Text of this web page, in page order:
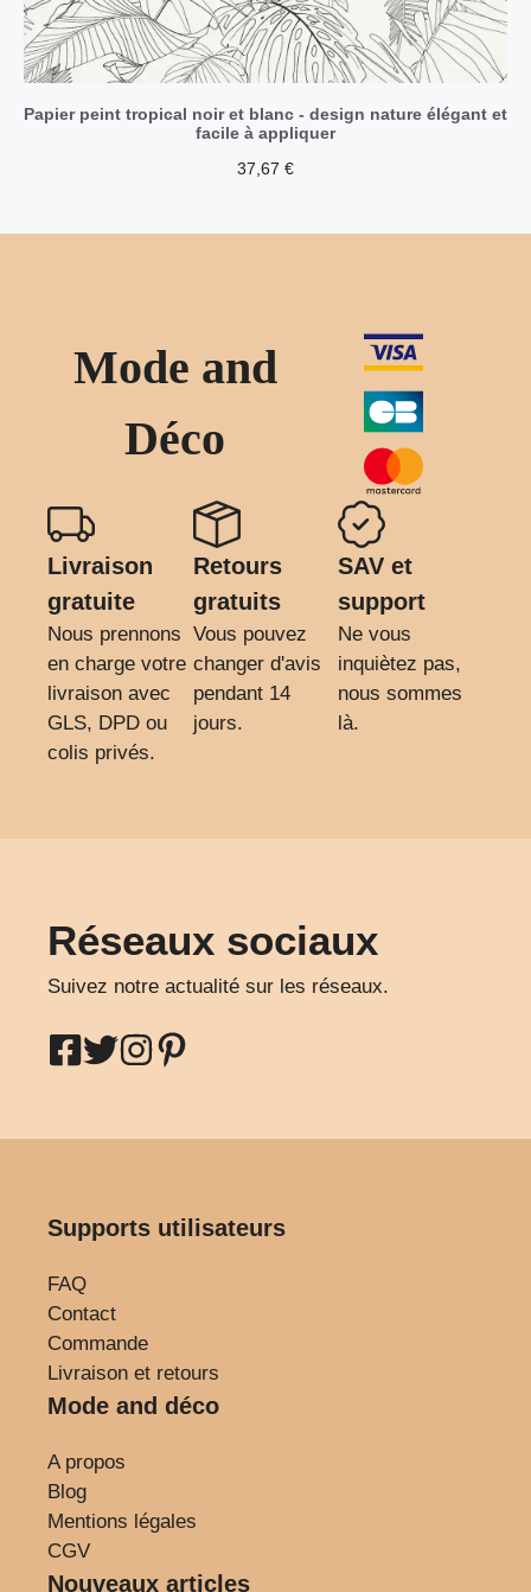
Papier peint tropical noir et blanc - design nature élégant et
facile à appliquer
37,67 €
Mode and
Déco
Livraison
gratuite
Nous prennons
en charge votre
livraison avec
GLS, DPD ou
colis privés.
Retours
gratuits
Vous pouvez
changer d'avis
pendant 14
jours.
SAV et
support
Ne vous
inquiètez pas,
nous sommes
là.
Réseaux sociaux
Suivez notre actualité sur les réseaux.
Supports utilisateurs
FAQ
Contact
Commande
Livraison et retours
Mode and déco
A propos
Blog
Mentions légales
CGV
Nouveaux articles